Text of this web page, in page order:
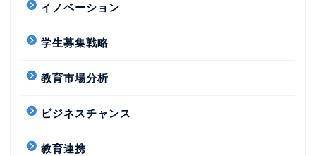
イノベーション
学生募集戦略
教育市場分析
ビジネスチャンス
教育連携